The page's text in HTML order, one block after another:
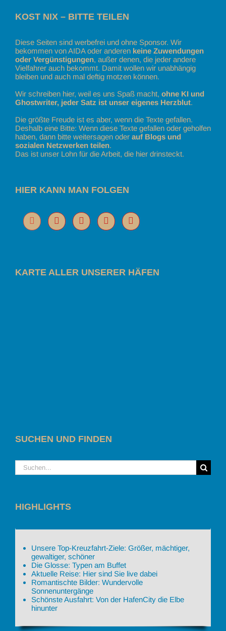
KOST NIX – BITTE TEILEN
Diese Seiten sind werbefrei und ohne Sponsor. Wir
bekommen von AIDA oder anderen keine Zuwendungen
oder Vergünstigungen, außer denen, die jeder andere
Vielfahrer auch bekommt. Damit wollen wir unabhängig
bleiben und auch mal deftig motzen können.
Wir schreiben hier, weil es uns Spaß macht, ohne KI und
Ghostwriter, jeder Satz ist unser eigenes Herzblut.
Die größte Freude ist es aber, wenn die Texte gefallen.
Deshalb eine Bitte: Wenn diese Texte gefallen oder geholfen
haben, dann bitte weitersagen oder auf Blogs und
sozialen Netzwerken teilen.
Das ist unser Lohn für die Arbeit, die hier drinsteckt.
HIER KANN MAN FOLGEN
KARTE ALLER UNSERER HÄFEN
SUCHEN UND FINDEN
Suche
nach:
HIGHLIGHTS
Unsere Top-Kreuzfahrt-Ziele: Größer, mächtiger,
gewaltiger, schöner
Die Glosse: Typen am Buffet
Aktuelle Reise: Hier sind Sie live dabei
Romantischte Bilder: Wundervolle
Sonnenuntergänge
Schönste Ausfahrt: Von der HafenCity die Elbe
hinunter